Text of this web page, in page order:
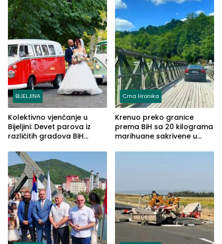
BIJELJINA
Kolektivno vjenčanje u
Bijeljini: Devet parova iz
različitih gradova BiH
Crna Hronika
Krenuo preko granice
prema BiH sa 20 kilograma
marihuane sakrivene u